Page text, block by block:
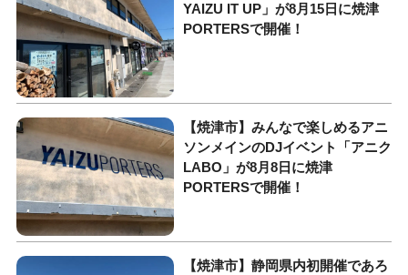
YAIZU IT UP」が8月15日に焼津
PORTERSで開催！
【焼津市】みんなで楽しめるアニ
ソンメインのDJイベント「アニク
LABO」が8月8日に焼津
PORTERSで開催！
【焼津市】静岡県内初開催であろ